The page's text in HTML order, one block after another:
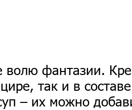
волю фантазии.
так и в
– их можно